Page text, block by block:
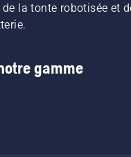
la tonte robotisée et
gamme